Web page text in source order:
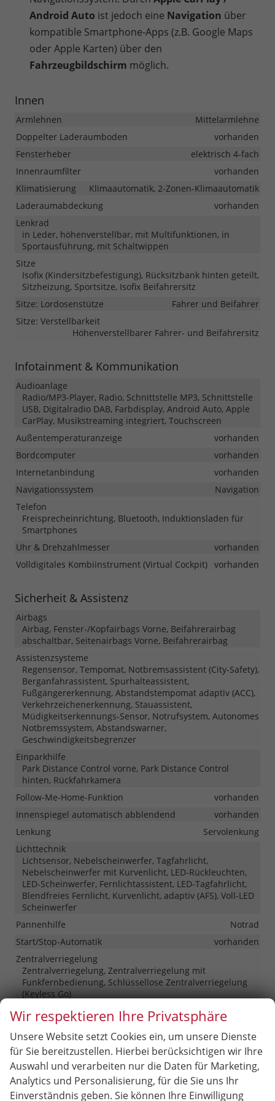
Android Auto ist jedoch eine Navigation über
kompatible Smartphone-Apps (z.B. Google Maps
oder Apple Karten) über den
Fahrzeugbildschirm möglich.
Innen
Armlehnen
Mittelarmlehne
Doppelter Laderaumboden
vorhanden
Fensterheber
elektrisch 4-fach
Innenraumfilter
vorhanden
Klimatisierung
Klimaautomatik, 2-Zonen-Klimaautomatik
Laderaumabdeckung
vorhanden
Lenkrad
in Leder, höhenverstellbar, mit Multifunktionen, in
Sportausführung, mit Schaltwippen
Sitze
Isofix (Kindersitzbefestigung), Rücksitzbank hinten geteilt,
Sitzheizung, Sportsitze, Isofix Beifahrersitz
Sitze: Lordosenstütze
Fahrer und Beifahrer
Sitze: Verstellbarkeit
Höhenverstellbarer Fahrer- und Beifahrersitz
Infotainment & Kommunikation
Audioanlage
Radio/MP3-Player, Radio, Schnittstelle MP3, Schnittstelle
USB, Digitalradio DAB, Farbdisplay, Android Auto, Apple
CarPlay, Musikstreaming integriert, Touchscreen
Außentemperaturanzeige
vorhanden
Bordcomputer
vorhanden
Internetanbindung
vorhanden
Navigationssystem
Navigation
Telefon
Freisprecheinrichtung, Bluetooth, Induktionsladen für
Smartphones
Uhr & Drehzahlmesser
vorhanden
Volldigitales Kombiinstrument (Virtual Cockpit) vorhanden
Sicherheit & Assistenz
Airbags
Airbag, Fenster-/Kopfairbags Vorne, Beifahrerairbag
abschaltbar, Seitenairbags Vorne, Beifahrerairbag
Assistenzsysteme
Regensensor, Tempomat, Notbremsassistent (City-Safety),
Berganfahrassistent, Spurhalteassistent,
Fußgängererkennung, Abstandstempomat adaptiv (ACC),
Verkehrzeichenerkennung, Stauassistent,
Müdigkeitserkennungs-Sensor, Notrufsystem, Autonomes
Notbremssystem, Abstandswarner,
Geschwindigkeitsbegrenzer
Einparkhilfe
Park Distance Control vorne, Park Distance Control
hinten, Rückfahrkamera
Follow-Me-Home-Funktion
vorhanden
Innenspiegel automatisch abblendend
vorhanden
Lenkung
Servolenkung
Lichttechnik
Lichtsensor, Nebelscheinwerfer, Tagfahrlicht,
Nebelscheinwerfer mit Kurvenlicht, LED-Rückleuchten,
LED-Scheinwerfer, Fernlichtassistent, LED-Tagfahrlicht,
Blendfreies Fernlicht, Kurvenlicht, adaptiv (AFS), Voll-LED
Scheinwerfer
Pannenhilfe
Notrad
Start/Stop-Automatik
vorhanden
Zentralverriegelung
Zentralverriegelung, Zentralverriegelung mit
Funkfernbedienung, Schlüssellose Zentralverriegelung
(Keyless Go)
Anhängerkupplung
Abnehmbar
Außenspiegel
Außenspiegel elektrisch anklappbar, Außenspiegel
beheizbar, Außenspiegel elektrisch verstellbar
Wir respektieren Ihre Privatsphäre
Unsere Website setzt Cookies ein, um unsere Dienste
für Sie bereitzustellen. Hierbei berücksichtigen wir Ihre
Auswahl und verarbeiten nur die Daten für Marketing,
Analytics und Personalisierung, für die Sie uns Ihr
Einverständnis geben. Sie können Ihre Einwilligung